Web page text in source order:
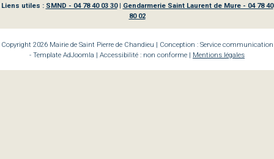
Liens utiles : SMND - 04 78 40 03 30|
Gendarmerie Saint Laurent de Mure - 04 78 40
80 02
Copyright 2026 Mairie de Saint Pierre de Chandieu | Conception : Service communication
- Template AdJoomla | Accessibilité : non conforme | Mentions légales